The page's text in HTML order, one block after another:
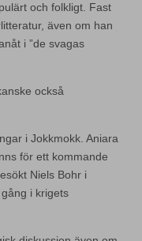
och folkligt. Fast
även om han
i ”de svagas
också
i Jokkmokk. Aniara
för ett kommande
Niels Bohr i
i krigets